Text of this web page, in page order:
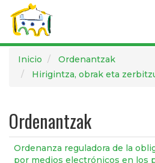
contenido
Inicio
Ordenantzak
Hirigintza, obrak eta
Ordenantzak
Ordenanza reguladora de la
por medios electrónicos en los